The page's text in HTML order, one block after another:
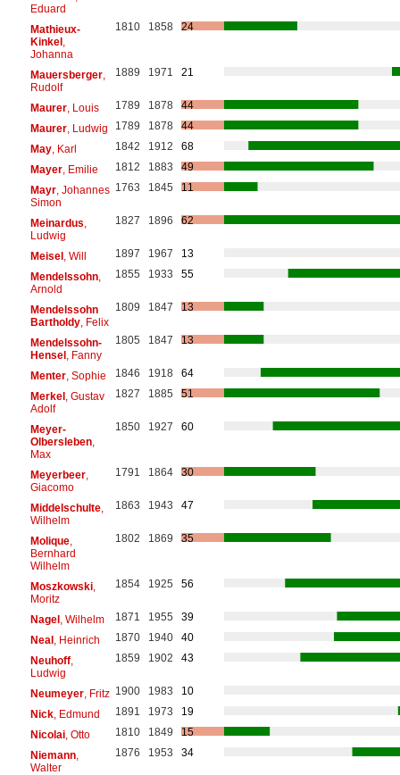
Eduard
Mathieux-
Kinkel,
Johanna
1810 1858 24
Mauersberger,
Rudolf
1889 1971 21
Maurer, Louis 1789 1878
44
Maurer, Ludwig 1789 1878
44
May, Karl 1842 1912
68
Mayer, Emilie 1812 1883
49
Mayr, Johannes
Simon
1763 1845 11
Meinardus
Ludwig
1827 1896 62
Meisel, Will 1897 1967
13
Mendelssohn,
Arnold
1855 1933 55
Mendelssohn
Bartholdy, Felix
1809 1847 13
Mendelssohn-
Hensel, Fanny
1805 1847 13
Menter, Sophie 1846 1918
64
Merkel, Gustav
Adolf
1827 1885 51
Meyer-
Olbersleben,
Max
1850 1927 60
Meyerbeer,
Giacomo
1791 1864 30
Middelschulte,
Wilhelm
1863 1943 47
Molique,
Bernhard
Wilhelm
1802 1869 35
Moszkowski,
Moritz
1854 1925 56
Nagel, Wilhelm 1871 1955
39
Neal, Heinrich 1870 1940
40
Neuhoff,
Ludwig
1859 1902 43
Neumeyer, Fritz 1900 1983
10
Nick, Edmund 1891 1973
19
Nicolai, Otto 1810 1849
15
Niemann,
Walter
1876 1953 34